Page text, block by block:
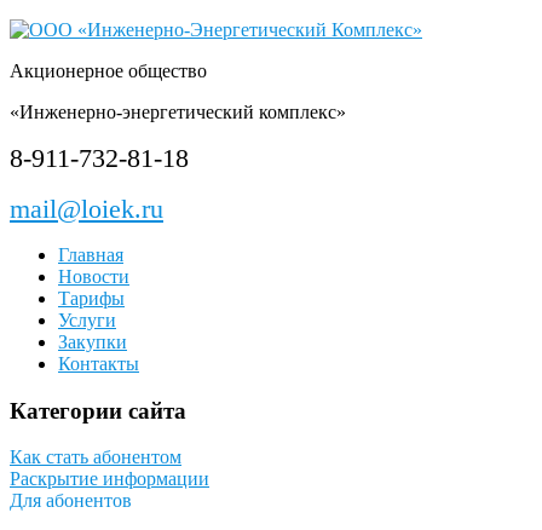
Акционерное общество
«Инженерно-энергетический комплекс»
8-911-732-81-18
mail@loiek.ru
Главная
Новости
Тарифы
Услуги
Закупки
Контакты
Категории сайта
Как стать абонентом
Раскрытие информации
Для абонентов